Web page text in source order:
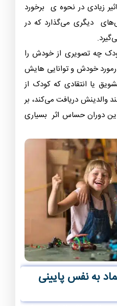
زیادی در نحوه ی برخورد
دیگری می‌گذارد که در
چه تصویری از خودش را
خودش و توانایی هایش
یا انتقادی که کودک از
والدینش دریافت می‌کند، بر
دوران حساس اثر بسیاری
به نفس پایینی